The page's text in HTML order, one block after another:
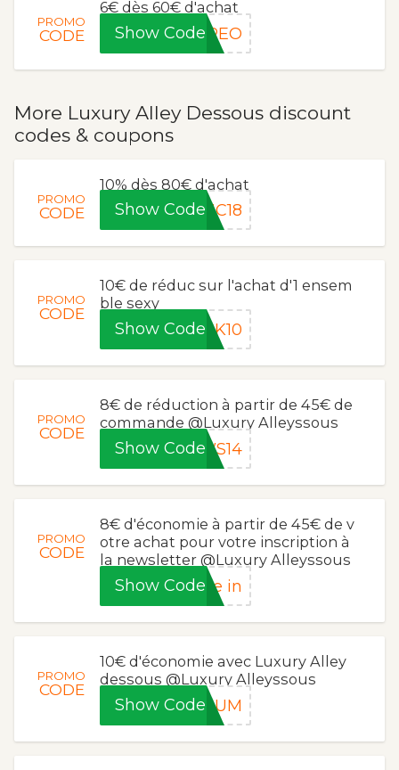
PROMO
CODE
6€ dès 60€ d'achat
Show CodeLPEO
More Luxury Alley Dessous discount
codes & coupons
PROMO
CODE
10% dès 80€ d'achat
Show CodeUC18
PROMO
CODE
10€ de réduc sur l'achat d'1 ensem
ble sexy
Show CodeRK10
PROMO
CODE
8€ de réduction à partir de 45€ de
commande @Luxury Alleyssous
Show CodeWS14
PROMO
CODE
8€ d'économie à partir de 45€ de v
otre achat pour votre inscription à
la newsletter @Luxury Alleyssous
Show Code e in
PROMO
CODE
10€ d'économie avec Luxury Alley
dessous @Luxury Alleyssous
Show CodeAMUM